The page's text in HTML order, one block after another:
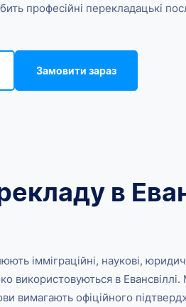
професійні перекладацькі
Замовити зараз
в
імміграційні, наукові,
використовуються в
вимагають офіційного